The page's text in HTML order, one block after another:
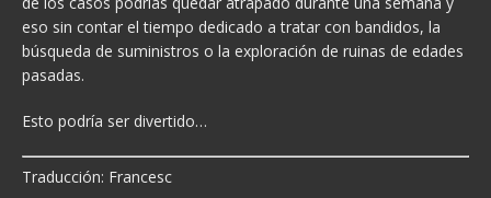
eso sin contar el tiempo dedicado a tratar con bandidos, la
búsqueda de suministros o la exploración de ruinas de edades
pasadas.
Esto podría ser divertido…
Traducción: Francesc